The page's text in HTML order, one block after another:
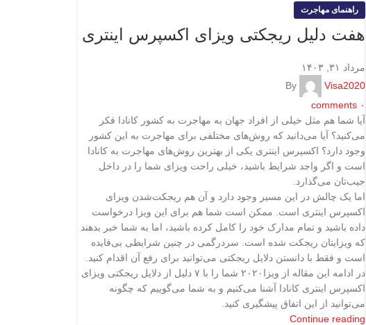
راهنمای مهاجرت
هفت دلیل ریجکتی ویزای اکسپرس اینتری
مرداد ۳۱, ۱۴۰۳
By
Visa2020
۰ comments
آیا شما هم مثل خیلی از افراد جهان به مهاجرت به کشور کانادا فکر
می‌کنید؟ آیا می‌دانید که روش‌های مختلفی برای مهاجرت به این کشور
وجود دارد؟ اکسپرس اینتری یکی از بهترین روش‌های مهاجرت به کانادا
است و اگر واجد شرایط باشید، خیلی راحت ویزای شما را در داخل
جیب‌تان می‌گذارد.
اما یک چالش در این مسیر وجود دارد و آن هم ریجکت‌شدن ویزای
اکسپرس اینتری است. ممکن است شما هم برای این ویزا درخواست
داده باشید و تمام مدارک خود را کامل کرده باشید، اما به شما خبر بدهند
که ویزایتان ریجکت شده است. سردرگمی در چنین شرایطی بی‌فایده
است و فقط با دانستن دلایل ریجکتی می‌توانید برای رفع آن اقدام کنید.
در ادامه این مقاله از ویزا۲۰۲۰ شما را با ۷ دلیل از دلایل ریجکتی ویزای
اکسپرس اینتری کانادا آشنا می‌کنیم و به شما می‌گوییم که چگونه
می‌توانید از این اتفاق پیشگیری کنید.
Continue reading